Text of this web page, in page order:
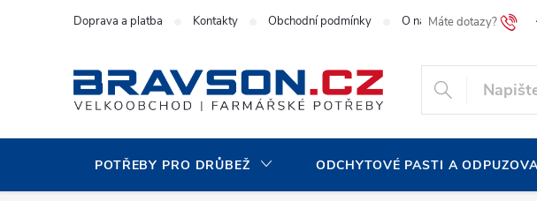
Doprava a platba Kontakty Obchodní podmínky O naší společnosti
POTŘEBY PRO DRŮBEŽ ODCHYTOVÉ PASTI A